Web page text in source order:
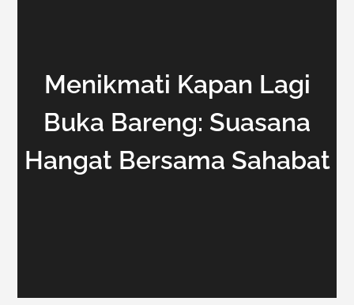
Menikmati Kapan Lagi
Buka Bareng: Suasana
Hangat Bersama Sahabat